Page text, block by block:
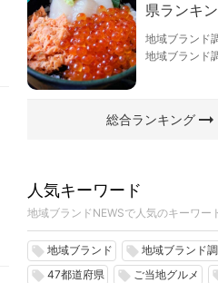
県ランキ
１位は北
大阪府、２
地域ブランド
地域ブランド
総合ランキングarrow_right_alt
人気キーワード
地域ブランドNEWSで人気のキーワー
local_offer 地域ブランド local_offer 地域ブランド
local_offer 47都道府県 local_offer ご当地グルメ